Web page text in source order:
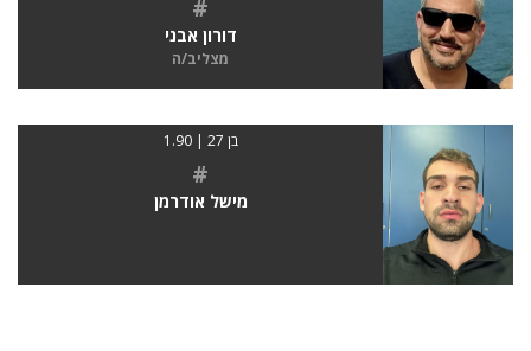
#
דורון אבני
מצליב/ה
בן 27 | 1.90
#
מישל אודרמן